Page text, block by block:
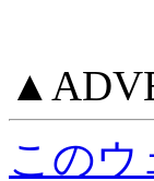
このウ